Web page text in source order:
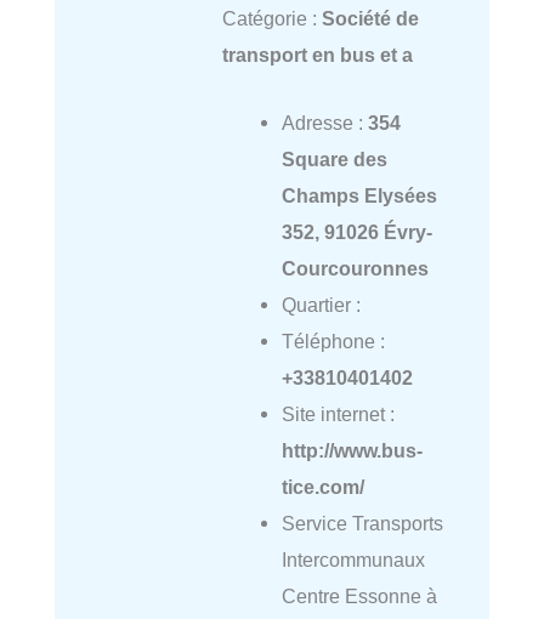
Catégorie : Société de
transport en bus et a
Adresse : 354
Square des
Champs Elysées
352, 91026 Évry-
Courcouronnes
Quartier :
Téléphone :
+33810401402
Site internet :
http://www.bus-
tice.com/
Service Transports
Intercommunaux
Centre Essonne à